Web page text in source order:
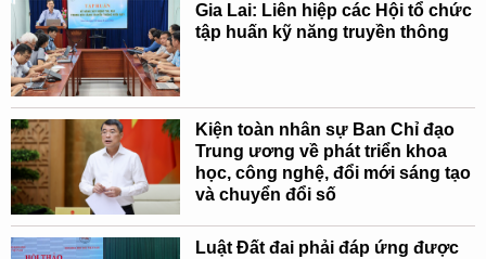
Gia Lai: Liên hiệp các Hội tổ chức
tập huấn kỹ năng truyền thông
Kiện toàn nhân sự Ban Chỉ đạo
Trung ương về phát triển khoa
học, công nghệ, đổi mới sáng tạo
và chuyển đổi số
Luật Đất đai phải đáp ứng được